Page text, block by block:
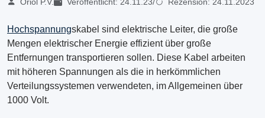
Oriol P.V. Veröffentlicht: 24.11.23/ Rezension: 24.11.2023
Hochspannungskabel sind elektrische Leiter, die große
Mengen elektrischer Energie effizient über große
Entfernungen transportieren sollen. Diese Kabel arbeiten
mit höheren Spannungen als die in herkömmlichen
Verteilungssystemen verwendeten, im Allgemeinen über
1000 Volt.